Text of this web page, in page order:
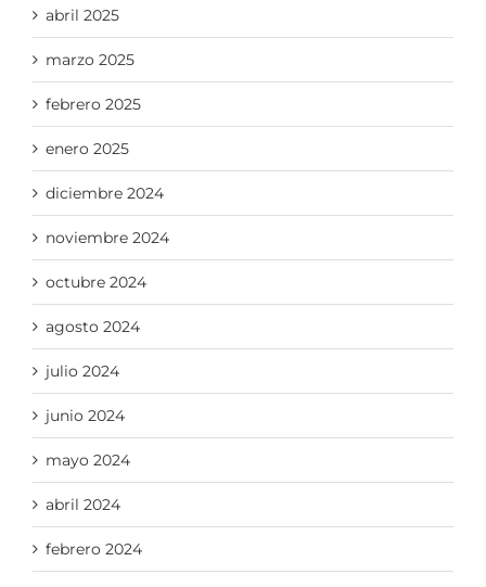
abril 2025
marzo 2025
febrero 2025
enero 2025
diciembre 2024
noviembre 2024
octubre 2024
agosto 2024
julio 2024
junio 2024
mayo 2024
abril 2024
febrero 2024